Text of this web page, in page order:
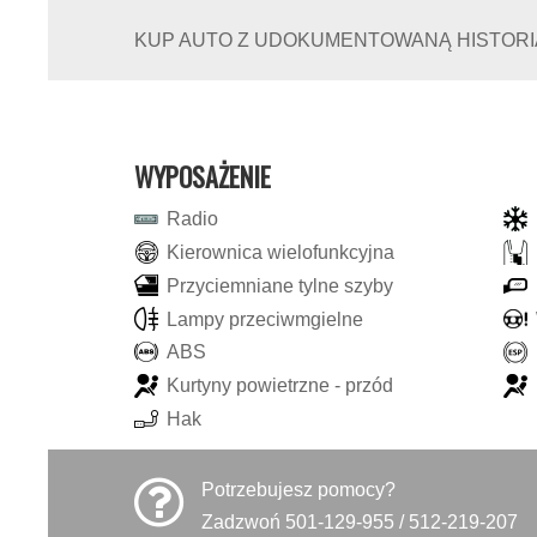
KUP AUTO Z UDOKUMENTOWANĄ
WYPOSAŻENIE
Radio
Kierownica wie ofunkcyjna
Przyciemniane ty ne szyby
Lampy przeciwmgie ne
ABS
Kurtyny powietrzne - przód
Hak
Potrzebujesz pomocy?
Zadzwoń 501-129-955 / 512-219-207